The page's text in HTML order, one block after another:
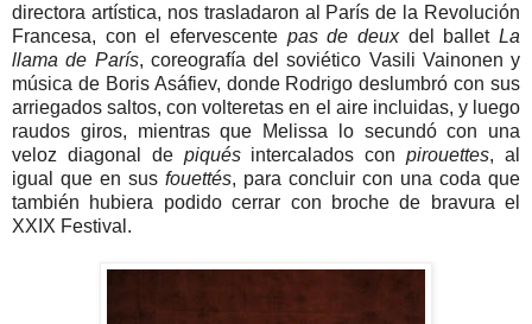
directora artística, nos trasladaron al París de la Revolución
Francesa, con el efervescente pas de deuxdel balletLa
llama de París, coreografía del soviético Vasili Vainonen y
música de Boris Asáfiev, donde Rodrigo deslumbró con sus
arriegados saltos, con volteretas en el aire incluidas, y luego
raudos giros, mientras que Melissa lo secundó con una
veloz diagonal de piquésintercalados conpirouettes, al
igual que en sus fouettés, para concluir con una coda que
también hubiera podido cerrar con broche de bravura el
XXIX Festival.